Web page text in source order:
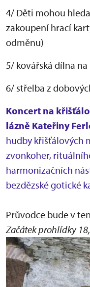
4/ Děti mohou
zakoupení hrací
odměnu)
5/ kovářská dílna
6/ střelba z
Koncert na
lázně Kateřiny
hudby křišťálových
zvonkoher,
harmonizačních
bezdězské gotické
Průvodce bude v
Začátek prohlídky